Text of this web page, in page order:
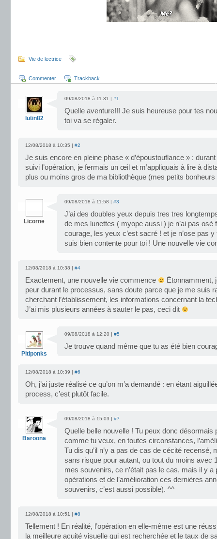
Vie de lectrice
Commenter Trackback
lutin82
09/08/2018 à 11:31 | #1
Quelle aventure!!! Je suis heureuse pour tes
toi va se régaler.
12/08/2018 à 10:35 | #2
Je suis encore en pleine phase « d’époustouflance » :
suivi l’opération, je fermais un œil et m’appliquais à lire à
plus ou moins gros de ma bibliothèque (mes petits
Licorne
09/08/2018 à 11:58 | #3
J’ai des doubles yeux depuis tres tres
de mes lunettes ( myope aussi ) je n’ai pas osé
courage, les yeux c’est sacré ! et je n’ose pas
suis bien contente pour toi ! Une nouvelle vie
12/08/2018 à 10:38 | #4
Exactement, une nouvelle vie commence
Étonnamment,
peur durant le processus, sans doute parce que je me suis
cherchant l’établissement, les informations concernant la
J’ai mis plusieurs années à sauter le pas, ceci dit
Pitiponks
09/08/2018 à 12:20 | #5
Je trouve quand même que tu as été bien
12/08/2018 à 10:39 | #6
Oh, j’ai juste réalisé ce qu’on m’a demandé : en étant
process, c’est plutôt facile.
Baroona
09/08/2018 à 15:03 | #7
Quelle belle nouvelle ! Tu peux donc désormais
comme tu veux, en toutes circonstances,
Tu dis qu’il n’y a pas de cas de cécité recensé,
sans risque pour autant, ou tout du moins avec
mes souvenirs, ce n’était pas le cas, mais il y a
opérations et de l’amélioration ces dernières
souvenirs, c’est aussi possible). ^^
12/08/2018 à 10:51 | #8
Tellement ! En réalité, l’opération en elle-même est une
la meilleure acuité visuelle qui est recherchée et le taux de